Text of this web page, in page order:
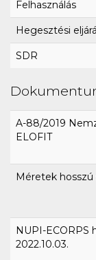
Felhasználás
Hegesztési
SDR
A-88/2019
ELOFIT
Méretek
NUPI-ECORPS
2022.10.03.